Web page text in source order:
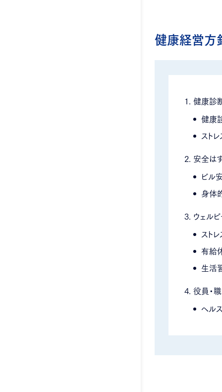
健康経営方
健康診
健康
スト
安全は
ビル
身体
ウェル
スト
有給
生活
役員・
ヘル